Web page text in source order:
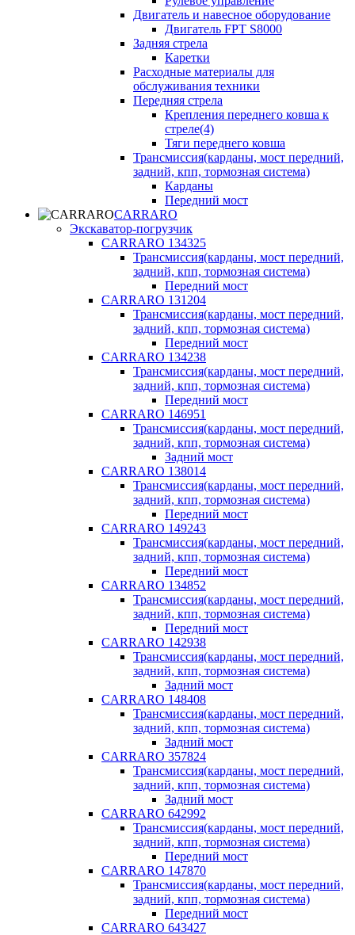
Двигатель и навесное оборудование
Двигатель FPT S8000
Задняя стрела
Каретки
Расходные материалы для
обслуживания техники
Передняя стрела
Крепления переднего ковша к
стреле(4)
Тяги переднего ковша
Трансмиссия(карданы, мост передний,
задний, кпп, тормозная система)
Карданы
Передний мост
CARRARO
Экскаватор-погрузчик
CARRARO 134325
Трансмиссия(карданы, мост передний,
задний, кпп, тормозная система)
Передний мост
CARRARO 131204
Трансмиссия(карданы, мост передний,
задний, кпп, тормозная система)
Передний мост
CARRARO 134238
Трансмиссия(карданы, мост передний,
задний, кпп, тормозная система)
Передний мост
CARRARO 146951
Трансмиссия(карданы, мост передний,
задний, кпп, тормозная система)
Задний мост
CARRARO 138014
Трансмиссия(карданы, мост передний,
задний, кпп, тормозная система)
Передний мост
CARRARO 149243
Трансмиссия(карданы, мост передний,
задний, кпп, тормозная система)
Передний мост
CARRARO 134852
Трансмиссия(карданы, мост передний,
задний, кпп, тормозная система)
Передний мост
CARRARO 142938
Трансмиссия(карданы, мост передний,
задний, кпп, тормозная система)
Задний мост
CARRARO 148408
Трансмиссия(карданы, мост передний,
задний, кпп, тормозная система)
Задний мост
CARRARO 357824
Трансмиссия(карданы, мост передний,
задний, кпп, тормозная система)
Задний мост
CARRARO 642992
Трансмиссия(карданы, мост передний,
задний, кпп, тормозная система)
Передний мост
CARRARO 147870
Трансмиссия(карданы, мост передний,
задний, кпп, тормозная система)
Передний мост
CARRARO 643427